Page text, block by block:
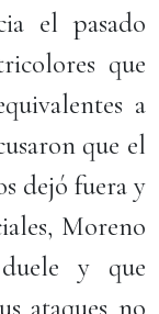
el pasado
que
a
que el
dejó fuera y
Moreno
y que
ataques no